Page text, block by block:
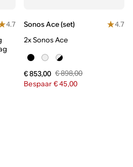
4.7
Sonos Ace (set)
4.7
2x Sonos Ace
€ 853,00 € 898,00
Bespaar € 45,00